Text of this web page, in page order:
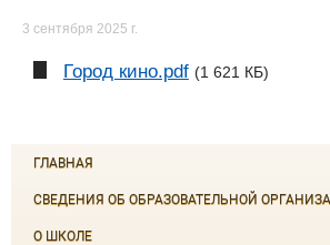
3 сентября 2025 г.
Город кино.pdf (1 621 КБ)
ГЛАВНАЯ
СВЕДЕНИЯ ОБ ОБРАЗОВАТЕЛЬНОЙ
О ШКОЛЕ